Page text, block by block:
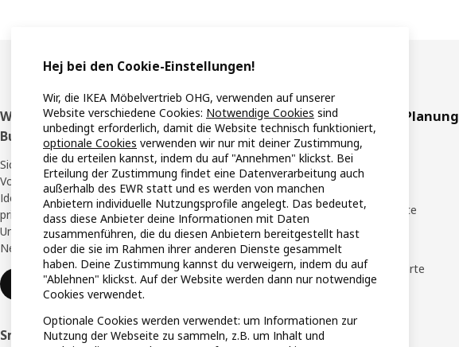
Fußzeile
Werde IKEA Family oder IKEA
Business Network Mitglied
Sichere dir als Mitglied exklusive Angebote,
Vorteile, Inspiration und Services, um deine
Ideen zum Leben zu erwecken - für dich
privat mit IKEA Family oder für dein
Unternehmen mit dem IKEA Business
Network. Ganz kostenlos.
Registrieren oder anmelden
Smårt einkaufen mit der IKEA App
Einkaufen & Planung
Standorte
IKEA App
Alle IKEA Produkte
Angebote
IKEA Geschenkkarte
Planung
Hej bei den Cookie-Einstellungen!
Wir, die IKEA Möbelvertrieb OHG, verwenden auf unserer
Website verschiedene Cookies: Notwendige Cookies sind
unbedingt erforderlich, damit die Website technisch funktioniert,
optionale Cookies verwenden wir nur mit deiner Zustimmung,
die du erteilen kannst, indem du auf "Annehmen" klickst. Bei
Erteilung der Zustimmung findet eine Datenverarbeitung auch
außerhalb des EWR statt und es werden von manchen
Anbietern individuelle Nutzungsprofile angelegt. Das bedeutet,
dass diese Anbieter deine Informationen mit Daten
zusammenführen, die du diesen Anbietern bereitgestellt hast
oder die sie im Rahmen ihrer anderen Dienste gesammelt
haben. Deine Zustimmung kannst du verweigern, indem du auf
"Ablehnen" klickst. Auf der Website werden dann nur notwendige
Cookies verwendet.
Optionale Cookies werden verwendet: um Informationen zur
Nutzung der Webseite zu sammeln, z.B. um Inhalt und